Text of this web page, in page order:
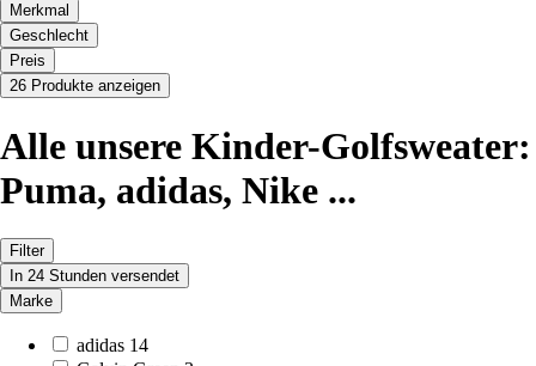
Merkmal
Geschlecht
Preis
26 Produkte anzeigen
Alle unsere Kinder-Golfsweater:
Puma, adidas, Nike ...
Filter
In 24 Stunden versendet
Marke
adidas 14